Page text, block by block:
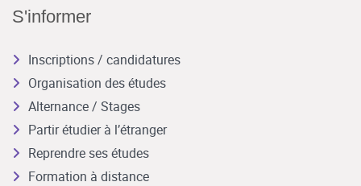
S'informer
Inscriptions / candidatures
Organisation des études
Alternance / Stages
Partir étudier à l’étranger
Reprendre ses études
Formation à distance